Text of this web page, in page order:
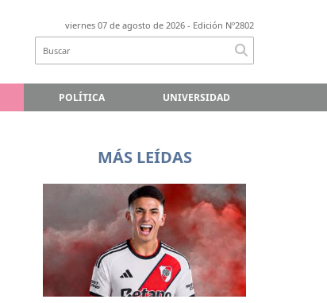
viernes 07 de agosto de 2026 - Edición Nº2802
POLÍTICA UNIVERSIDAD
MÁS LEÍDAS